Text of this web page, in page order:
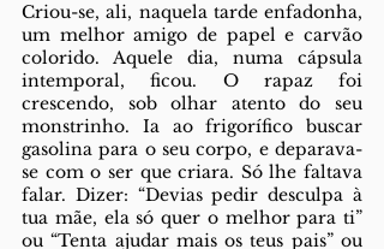
Criou-se, ali, naquela tarde enfadonha,
um melhor amigo de papel e carvão
colorido. Aquele dia, numa cápsula
intemporal, ficou. O rapaz foi
crescendo, sob olhar atento do seu
monstrinho. Ia ao frigorífico buscar
gasolina para o seu corpo, e deparava-
se com o ser que criara. Só lhe faltava
falar. Dizer: “Devias pedir desculpa à
tua mãe, ela só quer o melhor para ti”
ou “Tenta ajudar mais os teus pais” ou